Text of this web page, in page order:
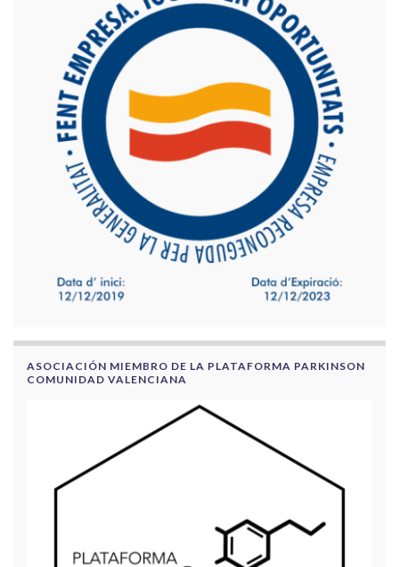
ASOCIACIÓN MIEMBRO DE LA PLATAFORMA PARKINSON
COMUNIDAD VALENCIANA